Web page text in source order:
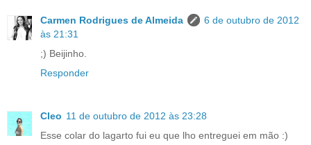
Carmen Rodrigues de Almeida
6 de outubro de 2012
às 21:31
;) Beijinho.
Responder
Cleo 11 de outubro de 2012 às 23:28
Esse colar do lagarto fui eu que lho entreguei em mão :)